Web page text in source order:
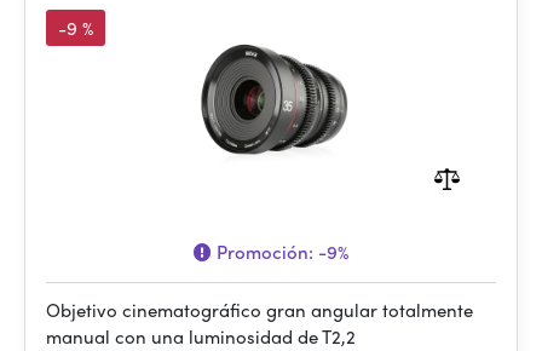
-9 %
Promoción: -9%
Objetivo cinematográfico gran angular totalmente
manual con una luminosidad de T2,2